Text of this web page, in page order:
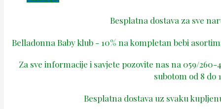
Besplatna dostava za sve
Belladonna Baby klub - 10% na kompletan bebi
Za sve informacije i savjete pozovite nas na 059/
subotom od 8 do
Besplatna dostava uz svaku